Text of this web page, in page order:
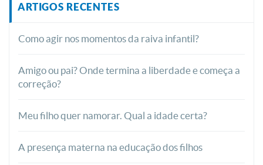
ARTIGOS RECENTES
Como agir nos momentos da raiva infantil?
Amigo ou pai? Onde termina a liberdade e começa a
correção?
Meu filho quer namorar. Qual a idade certa?
A presença materna na educação dos filhos